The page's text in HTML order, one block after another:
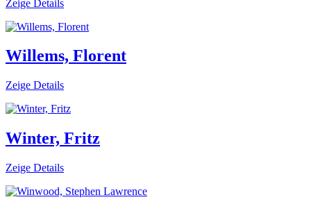
Zeige Details
Willems, Florent
Zeige Details
Winter, Fritz
Zeige Details